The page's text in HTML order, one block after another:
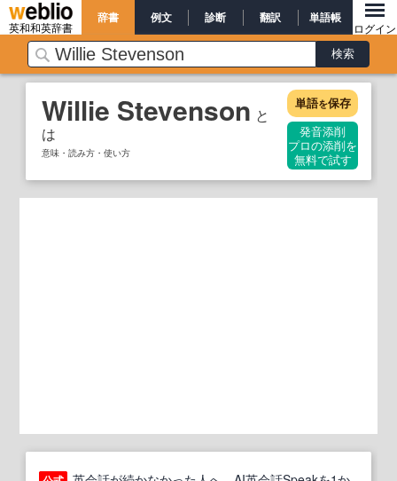
英和和英辞書
辞書 例文 診断 翻訳 単語帳
ログイン
Willie Stevenson と
は
意味・読み方・使い方
単語を保存
発音添削
プロの添削を
無料で試す